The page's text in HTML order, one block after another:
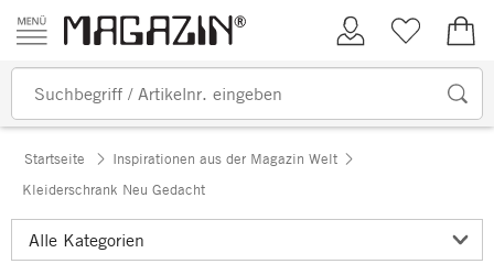
Zum Inhalt springen
Kundenkonto
Merkliste
Startseite
Inspirationen aus der Magazin Welt
Kleiderschrank Neu Gedacht